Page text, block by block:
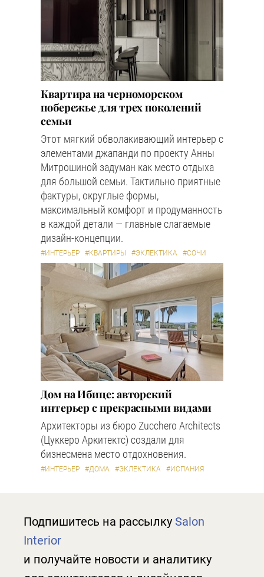
Квартира на черноморском
побережье для трех поколений
семьи
Этот мягкий обволакивающий интерьер с
элементами джапанди по проекту Анны
Митрошиной задуман как место отдыха
для большой семьи. Тактильно приятные
фактуры, округлые формы,
максимальный комфорт и продуманность
в каждой детали — главные слагаемые
дизайн-концепции.
#ИНТЕРЬЕР #КВАРТИРЫ #ЭКЛЕКТИКА #СОЧИ
Дом на Ибице: авторский
интерьер с прекрасными видами
Архитекторы из бюро Zucchero Architects
(Цуккеро Аркитектс) создали для
бизнесмена место отдохновения.
#ИНТЕРЬЕР #ДОМА #ЭКЛЕКТИКА #ИСПАНИЯ
Подпишитесь на рассылку Salon
Interior
и получайте новости и аналитику